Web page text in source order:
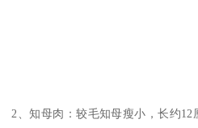
2、知母肉：较毛知母瘦小，长约